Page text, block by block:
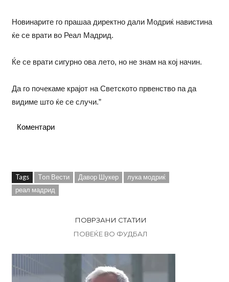
Новинарите го прашаа директно дали Модриќ навистина
ќе се врати во Реал Мадрид.
Ќе се врати сигурно ова лето, но не знам на кој начин.
Да го почекаме крајот на Светското првенство па да
видиме што ќе се случи.”
Коментари
Tags Toп Вести Давор Шукер
лука модриќ
реал мадрид
ПОВРЗАНИ СТАТИИ
ПОВЕЌЕ ВО ФУДБАЛ